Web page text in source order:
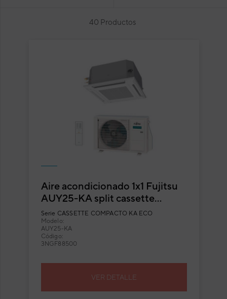
40 Productos
Aire acondicionado 1x1 Fujitsu
AUY25-KA split cassette
Inverter
Serie CASSETTE COMPACTO KA ECO
Modelo:
AUY25-KA
Código:
3NGF88500
VER DETALLE